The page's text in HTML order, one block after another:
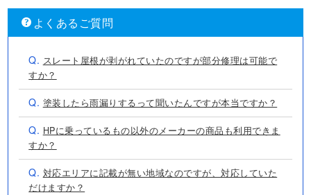
よくあるご質問
Q. スレート屋根が剥がれていたのですが部分修理は可能で
すか？
Q. 塗装したら雨漏りするって聞いたんですが本当ですか？
Q. HPに乗っているもの以外のメーカーの商品も利用できま
すか？
Q. 対応エリアに記載が無い地域なのですが、対応していた
だけますか？